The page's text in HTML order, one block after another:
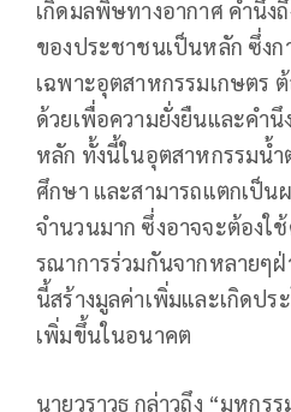
เกิดมลพิษทางอากาศ คำนึ
ของประชาชนเป็นหลัก ซึ่งก
เฉพาะอุตสาหกรรมเกษตร
ด้วยเพื่อความยั่งยืนและคำ
หลัก ทั้งนี้ในอุตสาหกรรมน้
ศึกษา และสามารถแตกเป็
จำนวนมาก ซึ่งอาจจะต้องใ
รณาการร่วมกันจากหลายๆ
นี้สร้างมูลค่าเพิ่มและเกิดปร
เพิ่มขึ้นในอนาคต
นายวราวุธ กล่าวถึง “มหกร